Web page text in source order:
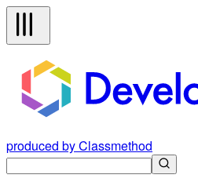
produced by Classmethod